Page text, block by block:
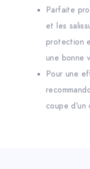
Parfaite
et les
protection
une bonne
Pour une
coupe